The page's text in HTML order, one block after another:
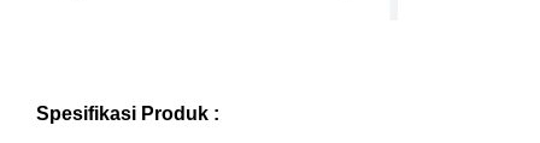
Spesifikasi Produk :